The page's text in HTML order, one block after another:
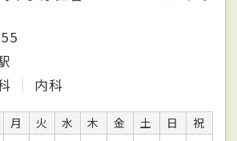
内科
月 火 水 木 金 土 日
祝